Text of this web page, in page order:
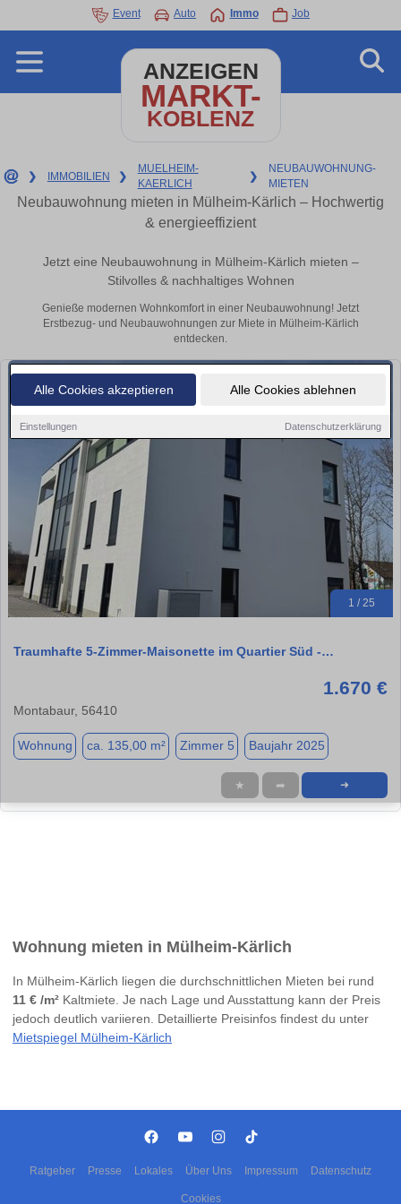
Alle Cookies akzeptieren Alle Cookies ablehnen
Einstellungen Datenschutzerklärung
Event Auto Immo Job
ANZEIGEN
MARKT-
KOBLENZ
❯ IMMOBILIEN ❯
MUELHEIM-
KAERLICH
❯
NEUBAUWOHNUNG-
MIETEN
Neubauwohnung mieten in Mülheim-Kärlich – Hochwertig
& energieeffizient
Jetzt eine Neubauwohnung in Mülheim-Kärlich mieten –
Stilvolles & nachhaltiges Wohnen
Genieße modernen Wohnkomfort in einer Neubauwohnung! Jetzt
Erstbezug- und Neubauwohnungen zur Miete in Mülheim-Kärlich
entdecken.
1 / 25
Traumhafte 5-Zimmer-Maisonette im Quartier Süd -…
1.670 €
Montabaur, 56410
Wohnung ca. 135,00 m² Zimmer 5 Baujahr 2025
★ ➦ ➜
Wohnung mieten in Mülheim-Kärlich
In Mülheim-Kärlich liegen die durchschnittlichen Mieten bei rund
11 € /m² Kaltmiete. Je nach Lage und Ausstattung kann der Preis
jedoch deutlich variieren. Detaillierte Preisinfos findest du unter
Mietspiegel Mülheim-Kärlich
Ratgeber Presse Lokales Über Uns Impressum Datenschutz
Cookies